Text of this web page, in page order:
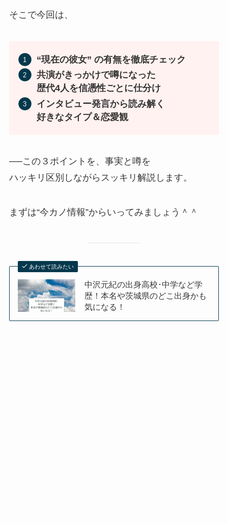
そこで今回は、
“現在の彼女” の有無を徹底チェック
共演がきっかけで噂になった
歴代4人を信憑性ごとに仕分け
インタビュー発言から読み解く
好きなタイプ＆恋愛観
──この３ポイントを、事実と噂を
ハッキリ区別しながらスッキリ解説します。
まずは“今カノ情報”からいってみましょう＾＾
あわせて読みたい
中沢元紀の出身高校･中学など学
歴！本名や茨城県のどこ出身かも
気になる！